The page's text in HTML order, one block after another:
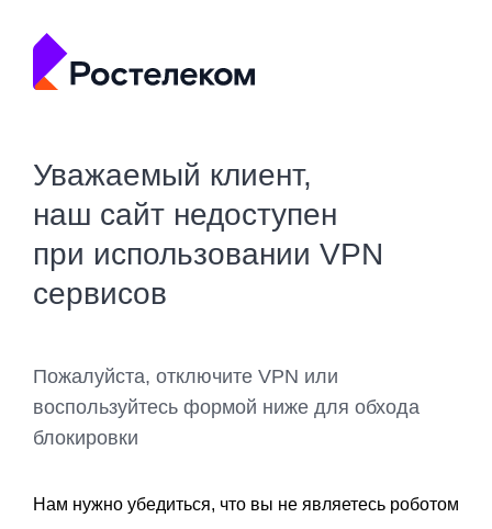
Уважаемый клиент,
наш сайт недоступен
при использовании VPN
сервисов
Пожалуйста, отключите VPN или
воспользуйтесь формой ниже для обхода
блокировки
Нам нужно убедиться, что вы не являетесь роботом